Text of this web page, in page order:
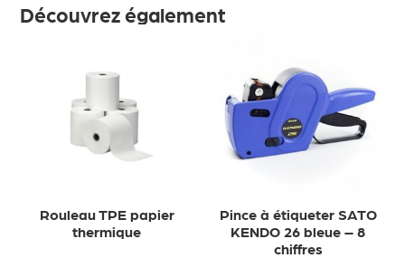
Découvrez également
Rouleau TPE papier
thermique
Pince à étiqueter SATO
KENDO 26 bleue – 8
chiffres